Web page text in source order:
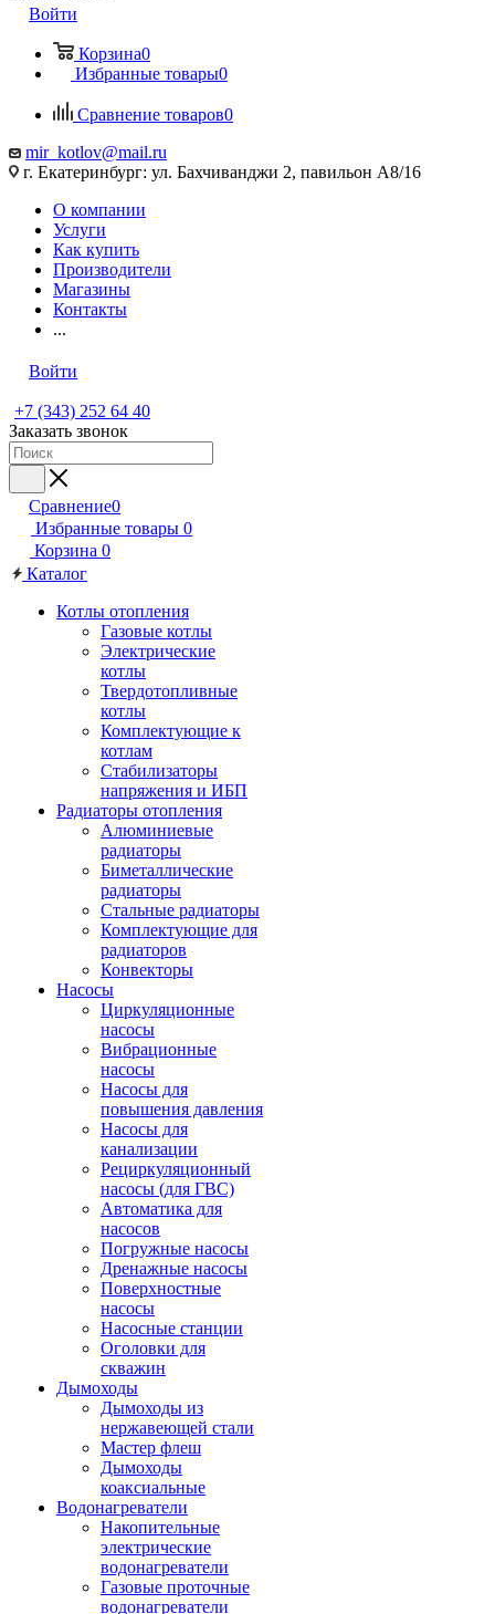
Войти
Корзина0
Избранные товары0
Сравнение товаров0
mir_kotlov@mail.ru
г. Екатеринбург: ул. Бахчиванджи 2, павильон А8/16
О компании
Услуги
Как купить
Производители
Магазины
Контакты
...
Войти
+7 (343) 252 64 40
Заказать звонок
Сравнение0
Избранные товары 0
Корзина 0
Каталог
Котлы отопления
Газовые котлы
Электрические
котлы
Твердотопливные
котлы
Комплектующие к
котлам
Стабилизаторы
напряжения и ИБП
Радиаторы отопления
Алюминиевые
радиаторы
Биметаллические
радиаторы
Стальные радиаторы
Комплектующие для
радиаторов
Конвекторы
Насосы
Циркуляционные
насосы
Вибрационные
насосы
Насосы для
повышения давления
Насосы для
канализации
Рециркуляционный
насосы (для ГВС)
Автоматика для
насосов
Погружные насосы
Дренажные насосы
Поверхностные
насосы
Насосные станции
Оголовки для
скважин
Дымоходы
Дымоходы из
нержавеющей стали
Мастер флеш
Дымоходы
коаксиальные
Водонагреватели
Накопительные
электрические
водонагреватели
Газовые проточные
водонагреватели